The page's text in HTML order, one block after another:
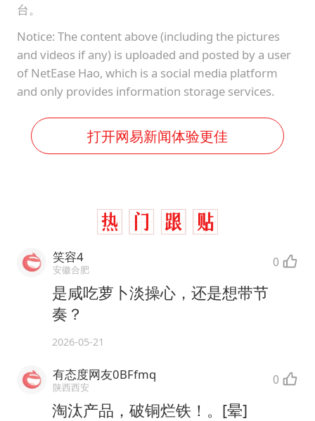
台。
Notice: The content above (including the pictures
and videos if any) is uploaded and posted by a user
of NetEase Hao, which is a social media platform
and only provides information storage services.
打开网易新闻体验更佳
笑容4
安徽合肥 0
是咸吃萝卜淡操心，还是想带节
奏？
2026-05-21
有态度网友0BFfmq
陕西西安 0
淘汰产品，破铜烂铁！。[晕]